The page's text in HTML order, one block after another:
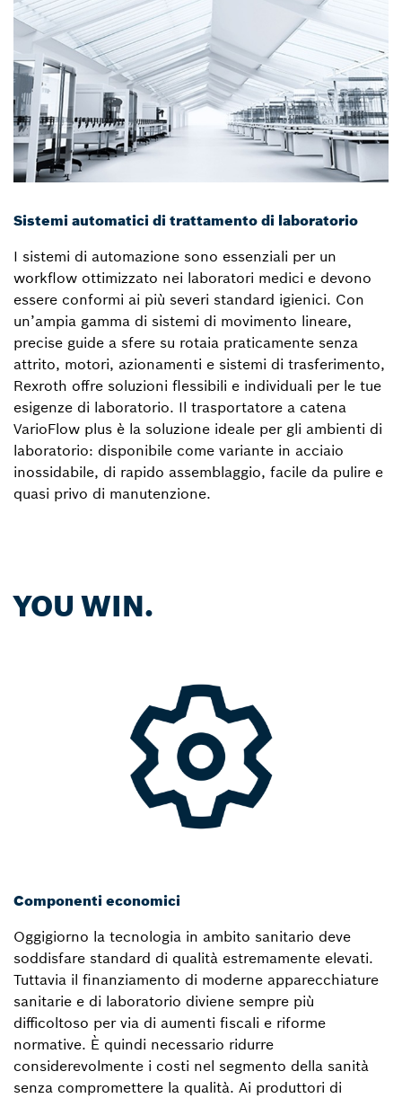
Sistemi automatici di trattamento di laboratorio
I sistemi di automazione sono essenziali per un
workflow ottimizzato nei laboratori medici e devono
essere conformi ai più severi standard igienici. Con
un’ampia gamma di sistemi di movimento lineare,
precise guide a sfere su rotaia praticamente senza
attrito, motori, azionamenti e sistemi di trasferimento,
Rexroth offre soluzioni flessibili e individuali per le tue
esigenze di laboratorio. Il trasportatore a catena
VarioFlow plus è la soluzione ideale per gli ambienti di
laboratorio: disponibile come variante in acciaio
inossidabile, di rapido assemblaggio, facile da pulire e
quasi privo di manutenzione.
YOU WIN.
Componenti economici
Oggigiorno la tecnologia in ambito sanitario deve
soddisfare standard di qualità estremamente elevati.
Tuttavia il finanziamento di moderne apparecchiature
sanitarie e di laboratorio diviene sempre più
difficoltoso per via di aumenti fiscali e riforme
normative. È quindi necessario ridurre
considerevolmente i costi nel segmento della sanità
senza compromettere la qualità. Ai produttori di